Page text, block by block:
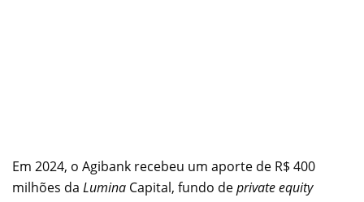
Em 2024, o Agibank recebeu um aporte de R$ 400
milhões da Lumina Capital, fundo deprivate equity